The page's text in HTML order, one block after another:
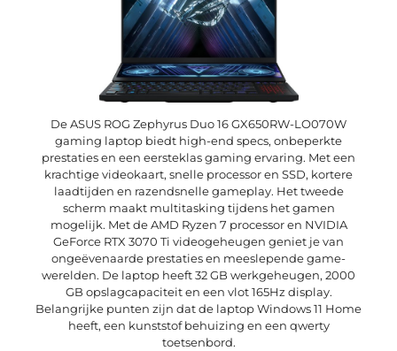
De ASUS ROG Zephyrus Duo 16 GX650RW-LO070W
gaming laptop biedt high-end specs, onbeperkte
prestaties en een eersteklas gaming ervaring. Met een
krachtige videokaart, snelle processor en SSD, kortere
laadtijden en razendsnelle gameplay. Het tweede
scherm maakt multitasking tijdens het gamen
mogelijk. Met de AMD Ryzen 7 processor en NVIDIA
GeForce RTX 3070 Ti videogeheugen geniet je van
ongeëvenaarde prestaties en meeslepende game-
werelden. De laptop heeft 32 GB werkgeheugen, 2000
GB opslagcapaciteit en een vlot 165Hz display.
Belangrijke punten zijn dat de laptop Windows 11 Home
heeft, een kunststof behuizing en een qwerty
toetsenbord.